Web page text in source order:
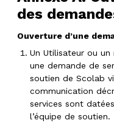
des
Ouverture d’une
Un Utilisateur ou
une demande de
soutien de Scolab
communication
services sont
l’équipe de soutien.